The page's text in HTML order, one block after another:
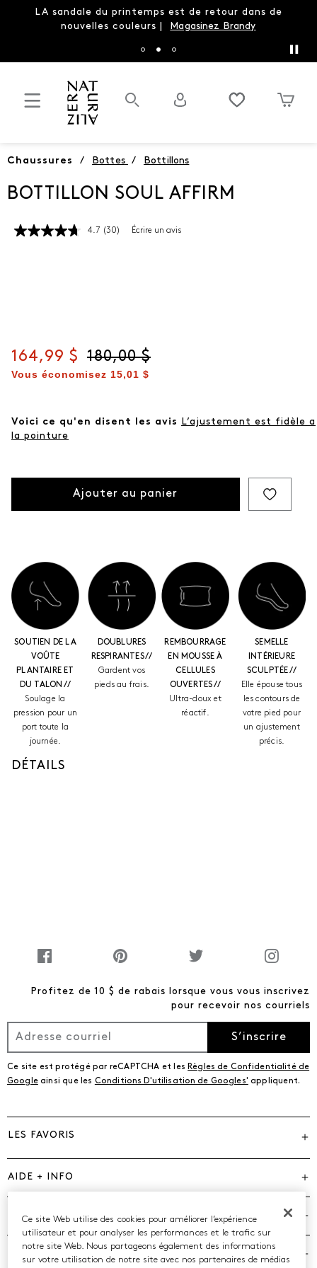
LA sandale du printemps est de retour dans de
nouvelles couleurs | Magasinez Brandy
Chaussures / Bottes / Bottillons
BOTTILLON SOUL AFFIRM
4.7 Lire
(30) Écrire un avis
Prix actuel
164,99 $ Prix d'origine
180,00 $
Vous économisez 15,01 $
Voici ce qu'en disent les avis
L’ajustement est fidèle a
la pointure
Ajouter au panier
SOUTIEN DE LA
VOÛTE
PLANTAIRE ET
DU TALON //
Soulage la
pression pour un
port toute la
journée.
DOUBLURES
RESPIRANTES //
Gardent vos
pieds au frais.
REMBOURRAGE
EN MOUSSE À
CELLULES
OUVERTES //
Ultra-doux et
réactif.
SEMELLE
INTÉRIEURE
SCULPTÉE //
Elle épouse tous
les contours de
votre pied pour
un ajustement
précis.
DÉTAILS
Profitez de 10 $ de rabais lorsque vous vous inscrivez
pour recevoir nos courriels
S’inscrire
Ce site est protégé par reCAPTCHA et les Règles de Confidentialité de
Googleainsi que les Conditions D'utilisation de Googles' appliquent.
LES FAVORIS
AIDE + INFO
MARQUES
Ce site Web utilise des cookies pour améliorer l’expérience
utilisateur et pour analyser les performances et le trafic sur
notre site Web. Nous partageons également des informations
sur votre utilisation de notre site avec nos partenaires de médias